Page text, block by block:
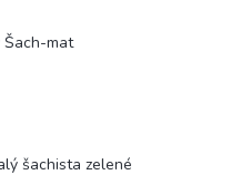
Šach-mat
šachista zelené